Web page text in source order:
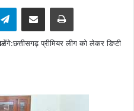
TelegramShare via Email Print